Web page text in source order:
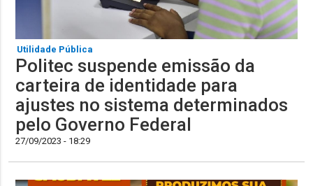
Utilidade Pública
Politec suspende emissão da
carteira de identidade para
ajustes no sistema determinados
pelo Governo Federal
27/09/2023 - 18:29